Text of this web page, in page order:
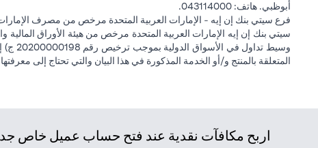
أبوظبي. هاتف: 043114000.
فرع سيتي بنك إن إيه - الإمارات العربية المتحدة مرخص من مصرف
المتعلقة بالمنتج و/أو الخدمة المذكورة في هذا البيان والتي تحتاج إلى
اربح مكافآت نقدية عند فتح حساب عميل خاص